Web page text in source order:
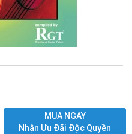
MUA NGAY
Nhận Ưu Đãi Độc Quyền